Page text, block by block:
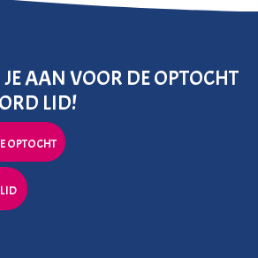
JE AAN VOOR DE OPTOCHT
LID!
OPTOCHT